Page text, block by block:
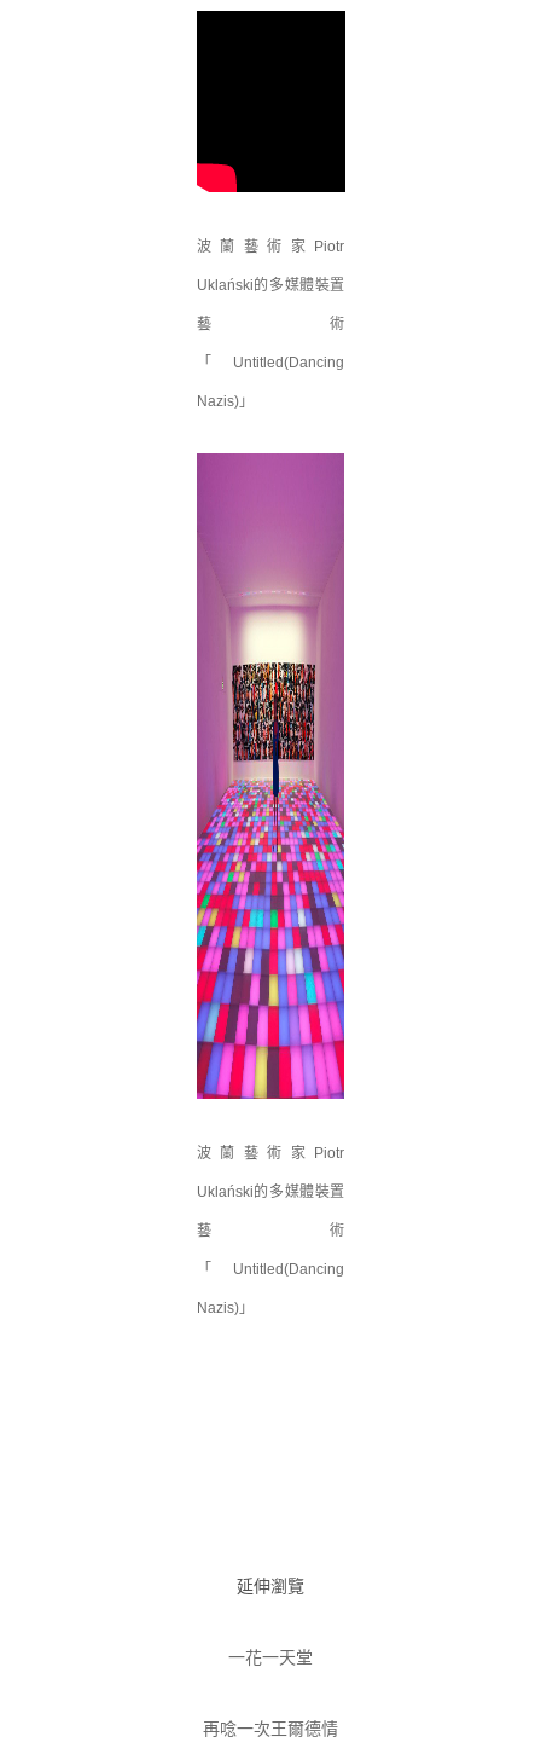
波蘭藝術家Piotr
Uklański的多媒體裝置
藝術
「Untitled(Dancing
Nazis)」
波蘭藝術家Piotr
Uklański的多媒體裝置
藝術
「Untitled(Dancing
Nazis)」
延伸瀏覽
一花一天堂
再唸一次王爾德情